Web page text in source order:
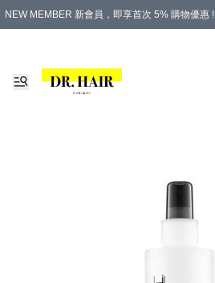
NEW MEMBER 新會員，即享首次 5% 購物優惠 !